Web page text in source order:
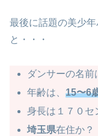
最後に話題の美少
と・・・
ダンサーの名前
年齢は、15〜6
身長は１７０セ
埼玉県在住か？